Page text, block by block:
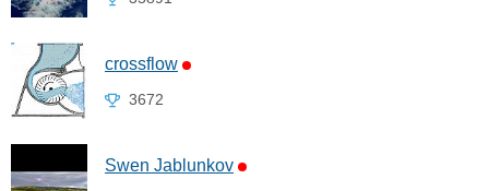
crossflow
3672
Swen Jablunkov